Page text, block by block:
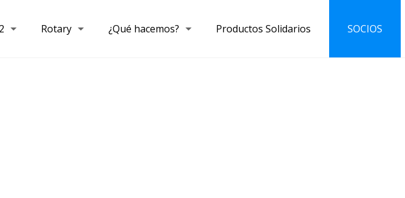
Rotary ¿Qué hacemos? Productos Solidarios SOCIOS